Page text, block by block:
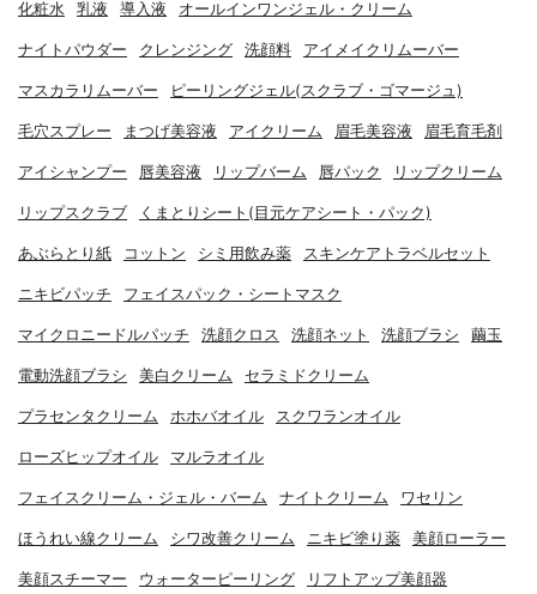
化粧水 乳液 導入液 オールインワンジェル・クリーム
ナイトパウダー クレンジング 洗顔料 アイメイクリムーバー
マスカラリムーバー ピーリングジェル(スクラブ・ゴマージュ)
毛穴スプレー まつげ美容液 アイクリーム 眉毛美容液 眉毛育毛剤
アイシャンプー 唇美容液 リップバーム 唇パック リップクリーム
リップスクラブ くまとりシート(目元ケアシート・パック)
あぶらとり紙 コットン シミ用飲み薬 スキンケアトラベルセット
ニキビパッチ フェイスパック・シートマスク
マイクロニードルパッチ 洗顔クロス 洗顔ネット 洗顔ブラシ 繭玉
電動洗顔ブラシ 美白クリーム セラミドクリーム
プラセンタクリーム ホホバオイル スクワランオイル
ローズヒップオイル マルラオイル
フェイスクリーム・ジェル・バーム ナイトクリーム ワセリン
ほうれい線クリーム シワ改善クリーム ニキビ塗り薬 美顔ローラー
美顔スチーマー ウォーターピーリング リフトアップ美顔器